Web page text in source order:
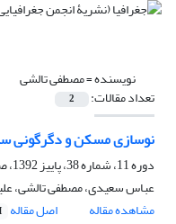
نویسنده =مصطفی تالشی
تعداد مقالات: 2
نوسازی مسکن و دگرگونی
دوره 11، شماره 38، پاییز 1392، صفحه
عباس سعیدی، مصطفی تالشی،
مشاهده مقاله
اصل مقاله